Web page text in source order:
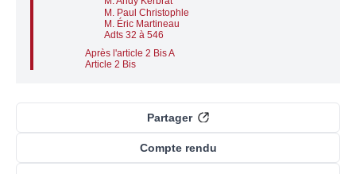
M. Paul Christophle
M. Éric Martineau
Adts 32 à 546
Après l'article 2 Bis A
Article 2 Bis
Compte rendu
Partager